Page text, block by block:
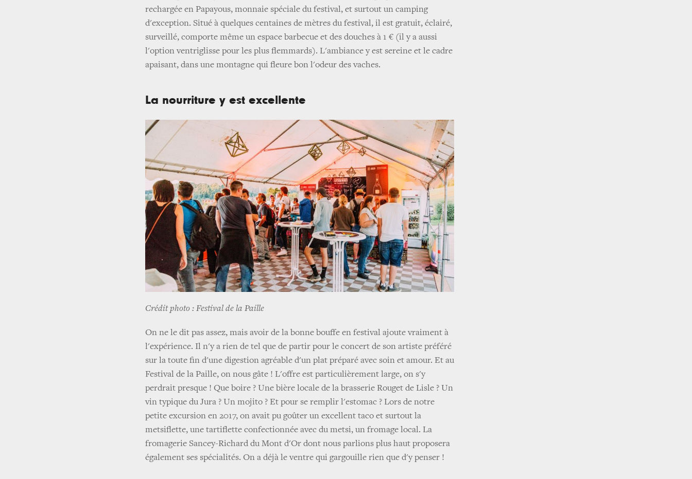
rechargée en Papayous, monnaie spéciale du festival, et surtout un camping
d'exception. Situé à quelques centaines de mètres du festival, il est gratuit, éclairé,
surveillé, comporte même un espace barbecue et des douches à 1 € (il y a aussi
l'option ventriglisse pour les plus flemmards). L'ambiance y est sereine et le cadre
apaisant, dans une montagne qui fleure bon l'odeur des vaches.
La nourriture y est excellente
Crédit photo : Festival de la Paille
On ne le dit pas assez, mais avoir de la bonne bouffe en festival ajoute vraiment à
l'expérience. Il n'y a rien de tel que de partir pour le concert de son artiste préféré
sur la toute fin d'une digestion agréable d'un plat préparé avec soin et amour. Et au
Festival de la Paille, on nous gâte ! L'offre est particulièrement large, on s'y
perdrait presque ! Que boire ? Une bière locale de la brasserie Rouget de Lisle ? Un
vin typique du Jura ? Un mojito ? Et pour se remplir l'estomac ? Lors de notre
petite excursion en 2017, on avait pu goûter un excellent taco et surtout la
metsiflette, une tartiflette confectionnée avec du metsi, un fromage local. La
fromagerie Sancey-Richard du Mont d'Or dont nous parlions plus haut proposera
également ses spécialités. On a déjà le ventre qui gargouille rien que d'y penser !